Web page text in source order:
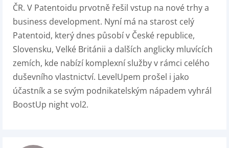
ČR. V Patentoidu prvotně řešil vstup na nové trhy a
business development. Nyní má na starost celý
Patentoid, který dnes působí v České republice,
Slovensku, Velké Británii a dalších anglicky mluvících
zemích, kde nabízí komplexní služby v rámci celého
duševního vlastnictví. LevelUpem prošel i jako
účastník a se svým podnikatelským nápadem vyhrál
BoostUp night vol2.